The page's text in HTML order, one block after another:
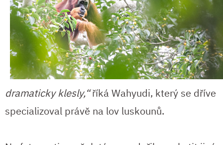
dramaticky klesly,“říká Wahyudi, který se dříve
specializoval právě na lov luskounů.